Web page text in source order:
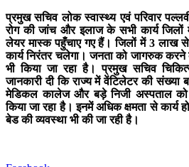
प्रमुख सचिव लोक स्वास्थ्य एवं परिवार
रोग की जांच और इलाज के सभी कार्य
लेयर मास्क पहुँचाए गए हैं। जिलों में3लाख
कार्य निरंतर चलेगा। जनता को जागरुक
भी किया जा रहा है। प्रमुख सचिव
जानकारी दी कि राज्य में वेंटिलेटर की संख्या
मेडिकल कालेज और बड़े निजी अस्पताल को
किया जा रहा है। इनमें अधिक क्षमता से
बेड की व्यवस्था भी की जा रही है।